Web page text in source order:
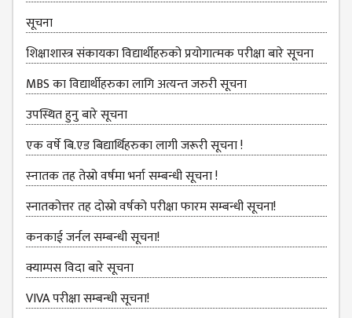
PROGRAMS
& POLICIES
FEE
STRUCTURE
METHODS &
TECHNIQUES
RULES &
REGULATION
KMC INTAKE
CAPACITY
RESULT
REPORTS &
PUBLICATION
सूचना
शिक्षाशास्त्र संकायका विद्यार्थीहरुको प्रयोगात्‍मक परीक्षा बारे सूचना
MBS का विद्यार्थीहरुका लागि अत्यन्त जरुरी सूचना
उपस्थित हुनु बारे सूचना
एक वर्षे बि.एड बिद्यार्थिहरुका लागी जरूरी सूचना !
स्‍नातक तह तेस्रो वर्षमा भर्ना सम्बन्धी सूचना !
स्नातकोत्तर तह दोस्रो वर्षको परीक्षा फारम सम्बन्धी सूचना!
कनकाई जर्नल सम्बन्धी सूचना!
क्याम्पस विदा बारे सूचना
VIVA परीक्षा सम्बन्‍धी सूचना!